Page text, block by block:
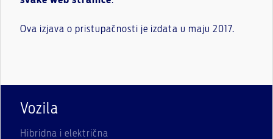
Ova izjava o pristupačnosti je izdata u maju 2017.
Vozila
Hibridna i električna